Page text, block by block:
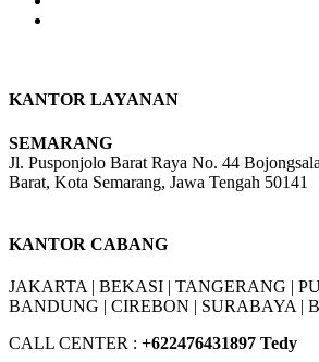
KANTOR LAYANAN
SEMARANG
Jl. Pusponjolo Barat Raya No. 44
Barat, Kota Semarang, Jawa Tengah 50141
KANTOR CABANG
JAKARTA | BEKASI | TANGERANG |
BANDUNG | CIREBON | SURABAYA |
CALL CENTER : +622476431897 Tedy